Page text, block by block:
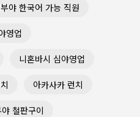
야 한국어 가능 직원
영업
니혼바시 심야영업
아카사카 런치
철판구이